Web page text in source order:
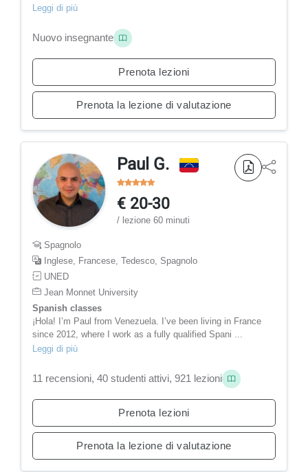
Leggi di più
Nuovo insegnante
Prenota lezioni
Prenota la lezione di valutazione
Paul G.
€ 20-30
/ lezione 60 minuti
Spagnolo
Inglese, Francese, Tedesco, Spagnolo
UNED
Jean Monnet University
Spanish classes
¡Hola! I’m Paul from Venezuela. I’ve been living in France
since 2012, where I work as a fully qualified Spani ...
Leggi di più
11 recensioni, 40 studenti attivi, 921 lezioni
Prenota lezioni
Prenota la lezione di valutazione